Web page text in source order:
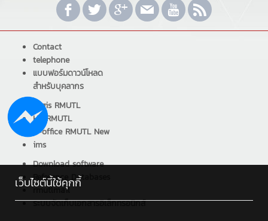
Contact
telephone
แบบฟอร์มดาวน์โหลด
สำหรับบุคลากร
Regis RMUTL
HR RMUTL
E-office RMUTL New
ims
Download software
Reference Databases
rmutlmail
ระบบจัดเก็บเอกสารอิเล็กทรอนิกส์
เว็บไซต์นี้ใช้คุกกี้